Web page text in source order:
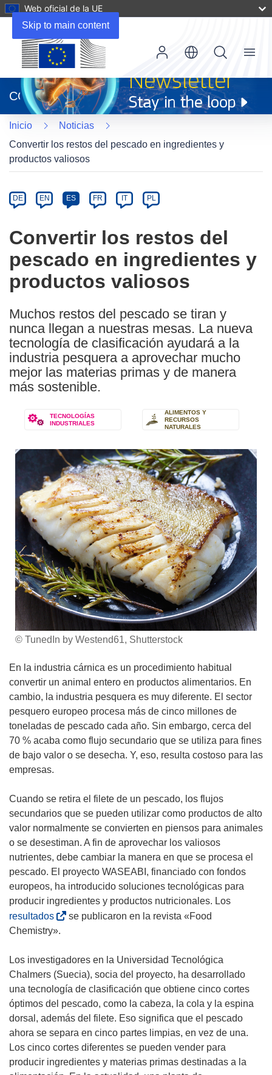
Skip to main content
Web oficial de la UE
abrirá
en
una
nueva
ventana)
CORDIS
Menu
Inicio
Noticias
Convertir los restos del pescado en ingredientes y
productos valiosos
Category
Article
available
the
following
languages:
DE EN ES FR IT PL
Convertir los restos del
pescado en ingredientes y
productos valiosos
Muchos restos del pescado se tiran y
nunca llegan a nuestras mesas. La nueva
tecnología de clasificación ayudará a la
industria pesquera a aprovechar mucho
mejor las materias primas y de manera
más sostenible.
TECNOLOGÍAS
INDUSTRIALES
ALIMENTOS Y
RECURSOS
NATURALES
© TunedIn by Westend61, Shutterstock
En la industria cárnica es un procedimiento habitual
convertir un animal entero en productos alimentarios. En
cambio, la industria pesquera es muy diferente. El sector
pesquero europeo procesa más de cinco millones de
toneladas de pescado cada año. Sin embargo, cerca del
70 % acaba como flujo secundario que se utiliza para fines
de bajo valor o se desecha. Y, eso, resulta costoso para las
empresas.
Cuando se retira el filete de un pescado, los flujos
secundarios que se pueden utilizar como productos de alto
valor normalmente se convierten en piensos para animales
o se desestiman. A fin de aprovechar los valiosos
nutrientes, debe cambiar la manera en que se procesa el
pescado. El proyecto WASEABI, financiado con fondos
europeos, ha introducido soluciones tecnológicas para
producir ingredientes y productos nutricionales. Los
resultados(
s
a
b
r
i
r
á
e
n
se publicaron en la revista «Food
Chemistry».
Los investigadores en la Universidad Tecnológica
Chalmers (Suecia), socia del proyecto, ha desarrollado
una tecnología de clasificación que obtiene cinco cortes
óptimos del pescado, como la cabeza, la cola y la espina
dorsal, además del filete. Eso significa que el pescado
ahora se separa en cinco partes limpias, en vez de una.
Los cinco cortes diferentes se pueden vender para
producir ingredientes y materias primas destinadas a la